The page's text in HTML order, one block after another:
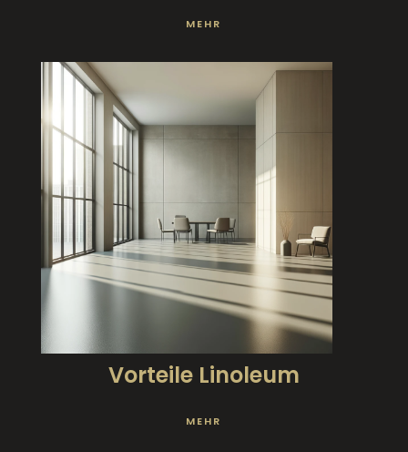
MEHR
Vorteile Linoleum
MEHR